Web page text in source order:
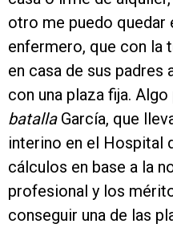
otro me puedo quedar
enfermero, que con la
en casa de sus padres
con una plaza fija.
batallaGarcía, que
interino en el Hospital
cálculos en base a la
profesional y los
conseguir una de las